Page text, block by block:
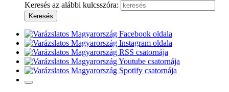
Keresés az alábbi kulcsszóra: